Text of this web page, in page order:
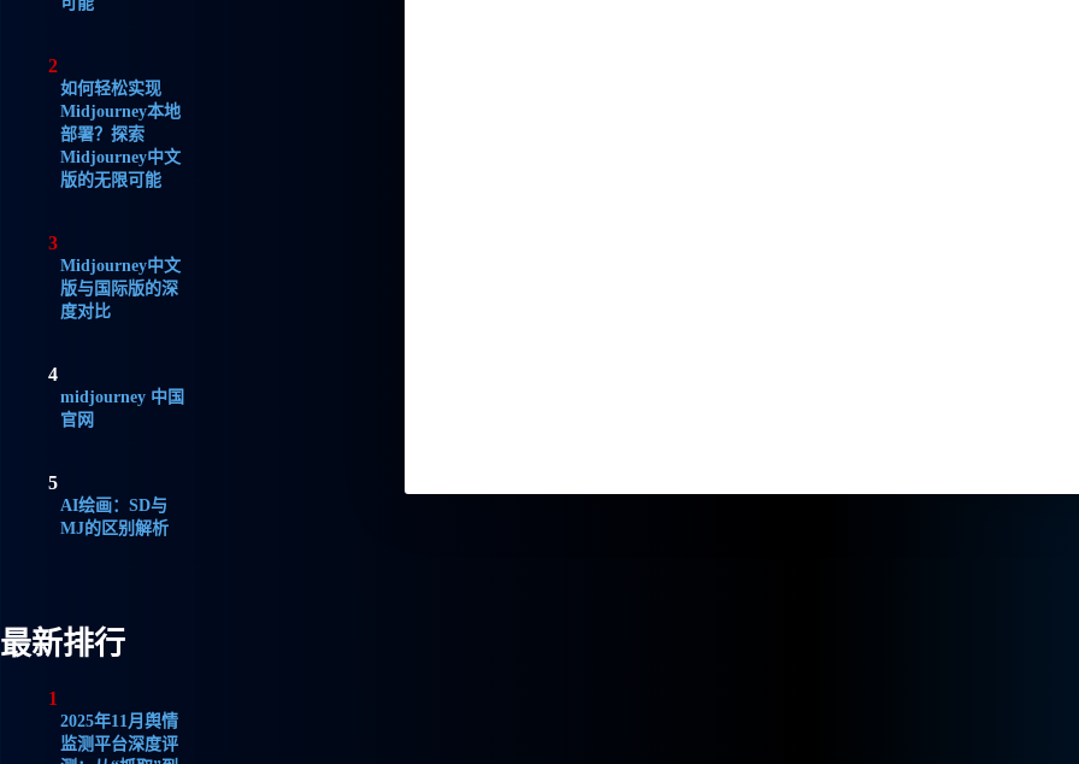
2
如何轻松实现
Midjourney本地
部署？探索
Midjourney中文
版的无限可能
3
Midjourney中文
版与国际版的深
度对比
4
midjourney 中国
官网
5
AI绘画：SD与
MJ的区别解析
最新排行
1
2025年11月舆情
监测平台深度评